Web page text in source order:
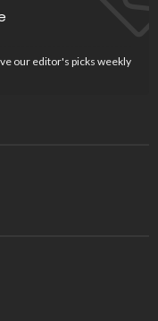
our editor's picks weekly